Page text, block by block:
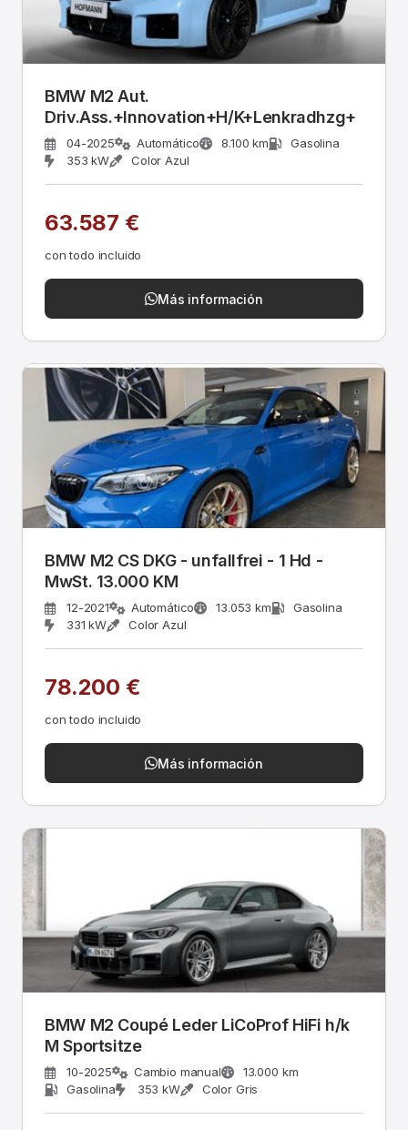
BMW M2 Aut.
Driv.Ass.+Innovation+H/K+Lenkradhzg+
04-2025 Automático 8.100 km
Gasolina
353 kW
Color Azul
63.587 €
con todo incluido
Más información
BMW M2 CS DKG - unfallfrei - 1 Hd -
MwSt. 13.000 KM
12-2021 Automático 13.053 km
Gasolina
331 kW
Color Azul
78.200 €
con todo incluido
Más información
BMW M2 Coupé Leder LiCoProf HiFi h/k
M Sportsitze
10-2025 Cambio manual
13.000 km
Gasolina
353 kW Color Gris